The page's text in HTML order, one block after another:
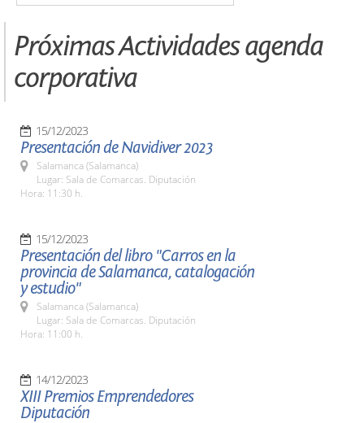
Próximas Actividades agenda
corporativa
15/12/2023
Presentación de Navidiver 2023
Salamanca (Salamanca)
Lugar: Sala de Comarcas. Diputación
Hora: 11:30 h.
15/12/2023
Presentación del libro "Carros en la
provincia de Salamanca, catalogación
y estudio"
Salamanca (Salamanca)
Lugar: Sala de Comarcas. Diputación
Hora: 11:00 h.
14/12/2023
XIII Premios Emprendedores
Diputación